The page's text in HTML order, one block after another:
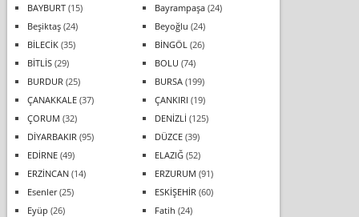
BAYBURT(15) Bayrampaşa(24)
Beşiktaş(24) Beyoğlu (24)
BİLECİK(35) BİNGÖL (26)
BİTLİS(29) BOLU (74)
BURDUR (25) BURSA(199)
ÇANAKKALE(37) ÇANKIRI (19)
ÇORUM (32) DENİZLİ (125)
DİYARBAKIR (95) DÜZCE(39)
EDİRNE(49) ELAZIĞ(52)
ERZİNCAN(14) ERZURUM (91)
Esenler(25) ESKİŞEHİR (60)
Eyüp (26) Fatih (24)